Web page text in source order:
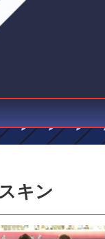
キン